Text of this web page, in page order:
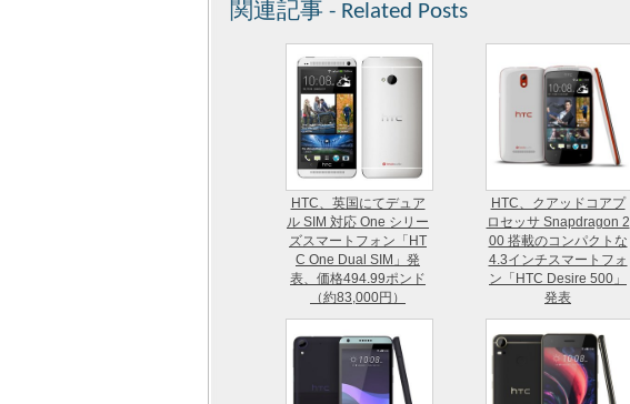
関連記事 - Related Posts
HTC、英国にてデュア
ル SIM 対応 One シリー
ズスマートフォン「HT
C One Dual SIM」発
表、価格494.99ポンド
（約83,000円）
HTC、クアッドコアプ
ロセッサ Snapdragon 2
00 搭載のコンパクトな
4.3インチスマートフォ
ン「HTC Desire 500」
発表